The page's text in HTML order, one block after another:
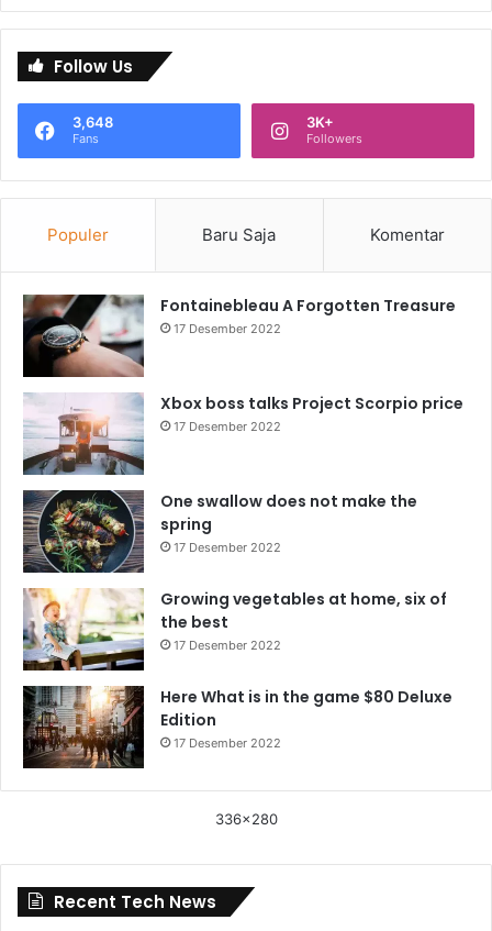
Follow Us
3,648
Fans
3K+
Followers
Populer Baru Saja Komentar
Fontainebleau A Forgotten Treasure
17 Desember 2022
Xbox boss talks Project Scorpio price
17 Desember 2022
One swallow does not make the
spring
17 Desember 2022
Growing vegetables at home, six of
the best
17 Desember 2022
Here What is in the game $80 Deluxe
Edition
17 Desember 2022
336x280
Recent Tech News